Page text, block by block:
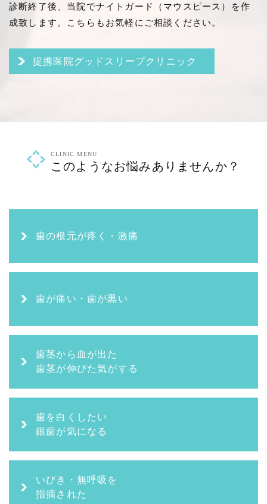
診断終了後、当院でナイトガード（マウスピース）を作
成致します。こちらもお気軽にご相談ください。
提携医院グッドスリープクリニック
CLINIC MENU
このようなお悩みありませんか？
歯の根元が疼く・激痛
歯が痛い・歯が黒い
歯茎から血が出た
歯茎が伸びた気がする
歯を白くしたい
銀歯が気になる
いびき・無呼吸を
指摘された